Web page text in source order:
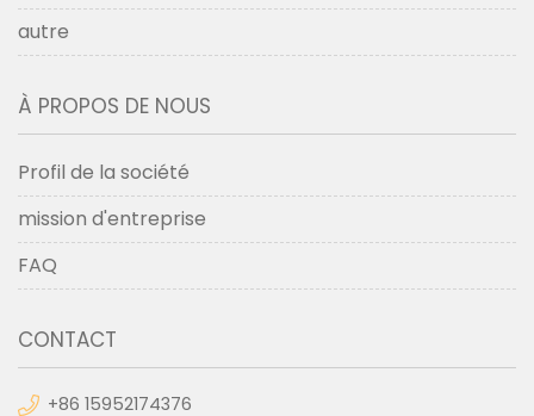
autre
À PROPOS DE NOUS
Profil de la société
mission d'entreprise
FAQ
CONTACT
+86 15952174376